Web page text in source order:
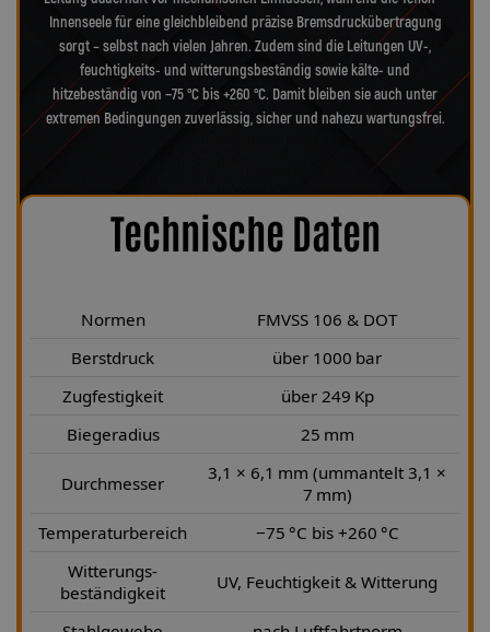
Innenseele für eine gleichbleibend präzise Bremsdruckübertragung
sorgt – selbst nach vielen Jahren. Zudem sind die Leitungen UV-,
feuchtigkeits- und witterungsbeständig sowie kälte- und
hitzebeständig von −75 °C bis +260 °C. Damit bleiben sie auch unter
extremen Bedingungen zuverlässig, sicher und nahezu wartungsfrei.
Technische Daten
Normen
FMVSS 106 & DOT
Berstdruck
über 1000 bar
Zugfestigkeit
über 249 Kp
Biegeradius
25 mm
Durchmesser
3,1 × 6,1 mm (ummantelt 3,1 ×
7 mm)
Temperaturbereich
−75 °C bis +260 °C
Witterungs-
beständigkeit
UV, Feuchtigkeit & Witterung